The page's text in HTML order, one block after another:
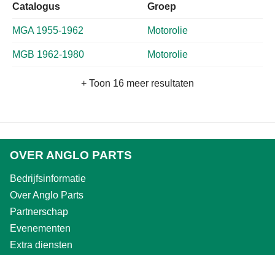
Catalogus Groep
MGA 1955-1962 Motorolie
MGB 1962-1980 Motorolie
+ Toon 16 meer resultaten
OVER ANGLO PARTS
Bedrijfsinformatie
Over Anglo Parts
Partnerschap
Evenementen
Extra diensten